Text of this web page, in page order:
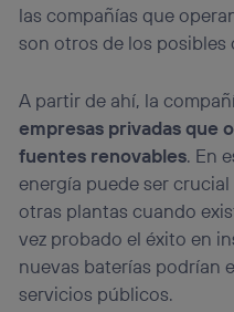
las compañías que
son otros de los posibles
A partir de ahí, la
empresas privadas que
fuentes renovables. En
energía puede ser
otras plantas cuando
vez probado el éxito en
nuevas baterías podrían
servicios públicos.